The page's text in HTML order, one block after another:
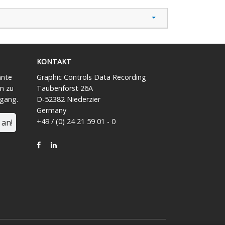
zu
KONTAKT
Graphic Controls Data Recording
Taubenforst 26A
D-52382 Niederzier
Germany
+49 / (0) 24 21 59 01 - 0
FACEBOOK
LINKEDIN